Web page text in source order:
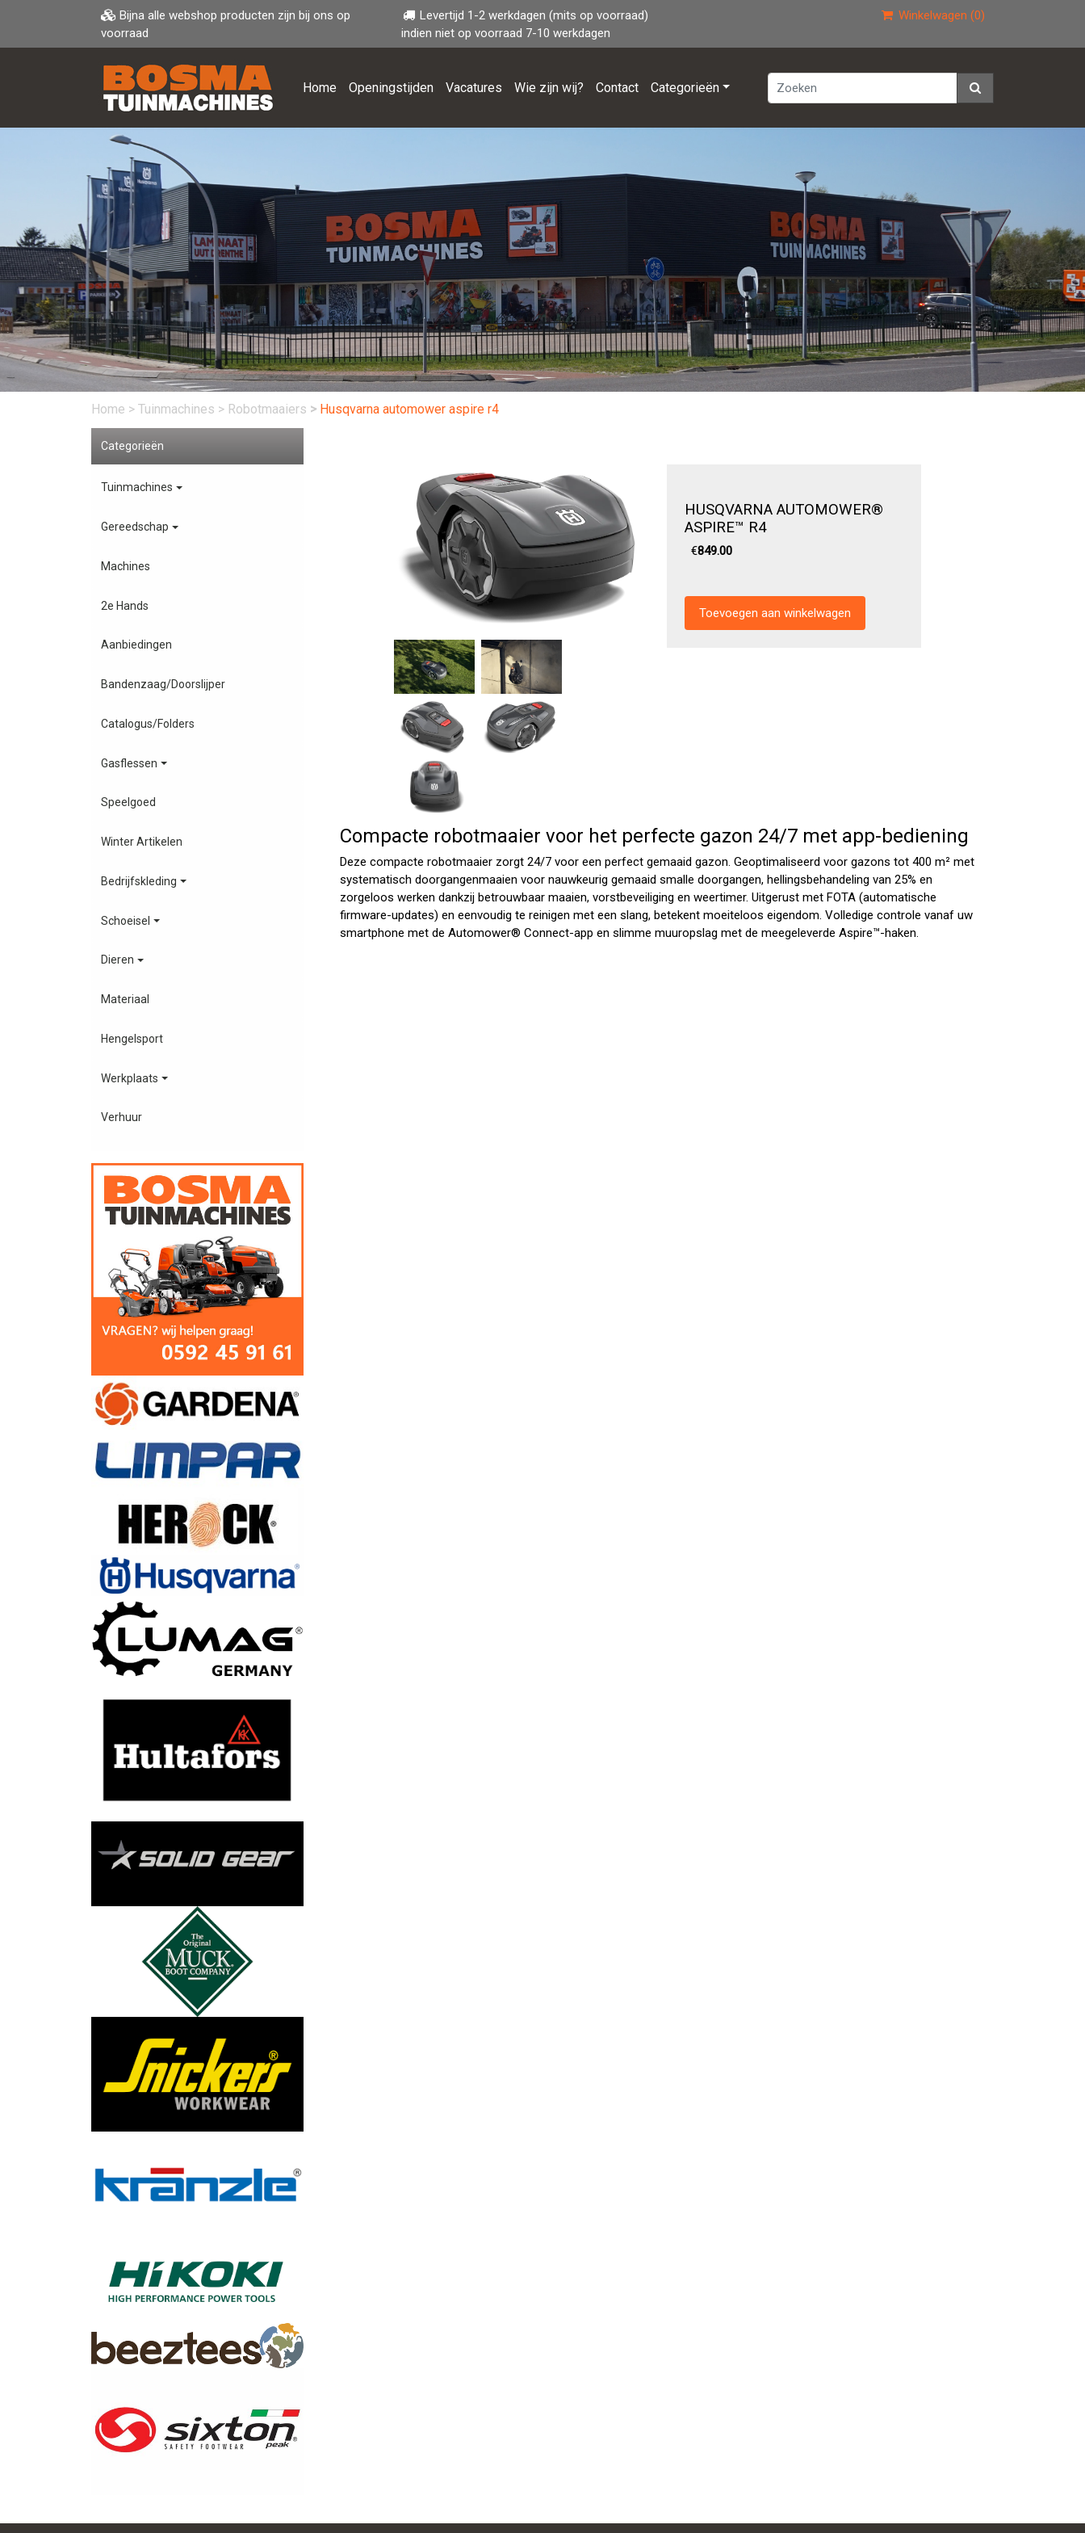
Bijna alle webshop producten zijn bij ons op
voorraad
Levertijd 1-2 werkdagen (mits op voorraad)
indien niet op voorraad 7-10 werkdagen
Winkelwagen (0)
Home Openingstijden Vacatures Wie zijn wij? Contact Categorieën
Home >Tuinmachines > Robotmaaiers > Husqvarna automower aspire r4
Categorieën
Tuinmachines
Gereedschap
Machines
2e Hands
Aanbiedingen
Bandenzaag/Doorslijper
Catalogus/Folders
Gasflessen
Speelgoed
Winter Artikelen
Bedrijfskleding
Schoeisel
Dieren
Materiaal
Hengelsport
Werkplaats
Verhuur
HUSQVARNA AUTOMOWER®
ASPIRE™ R4
€849.00
Compacte robotmaaier voor het perfecte gazon 24/7 met app-bediening
Deze compacte robotmaaier zorgt 24/7 voor een perfect gemaaid gazon. Geoptimaliseerd voor gazons tot 400 m² met
systematisch doorgangenmaaien voor nauwkeurig gemaaid smalle doorgangen, hellingsbehandeling van 25% en
zorgeloos werken dankzij betrouwbaar maaien, vorstbeveiliging en weertimer. Uitgerust met FOTA (automatische
firmware-updates) en eenvoudig te reinigen met een slang, betekent moeiteloos eigendom. Volledige controle vanaf uw
smartphone met de Automower® Connect-app en slimme muuropslag met de meegeleverde Aspire™-haken.